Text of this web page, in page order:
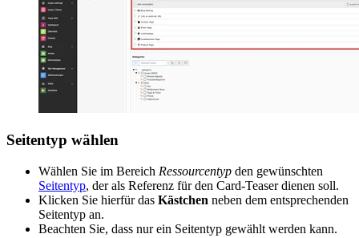
Seitentyp wählen
Wählen Sie im Bereich Ressourcentyp den gewünschten
Seitentyp, der als Referenz für den Card-Teaser dienen soll.
Klicken Sie hierfür das Kästchen neben dem entsprechenden
Seitentyp an.
Beachten Sie, dass nur ein Seitentyp gewählt werden kann.